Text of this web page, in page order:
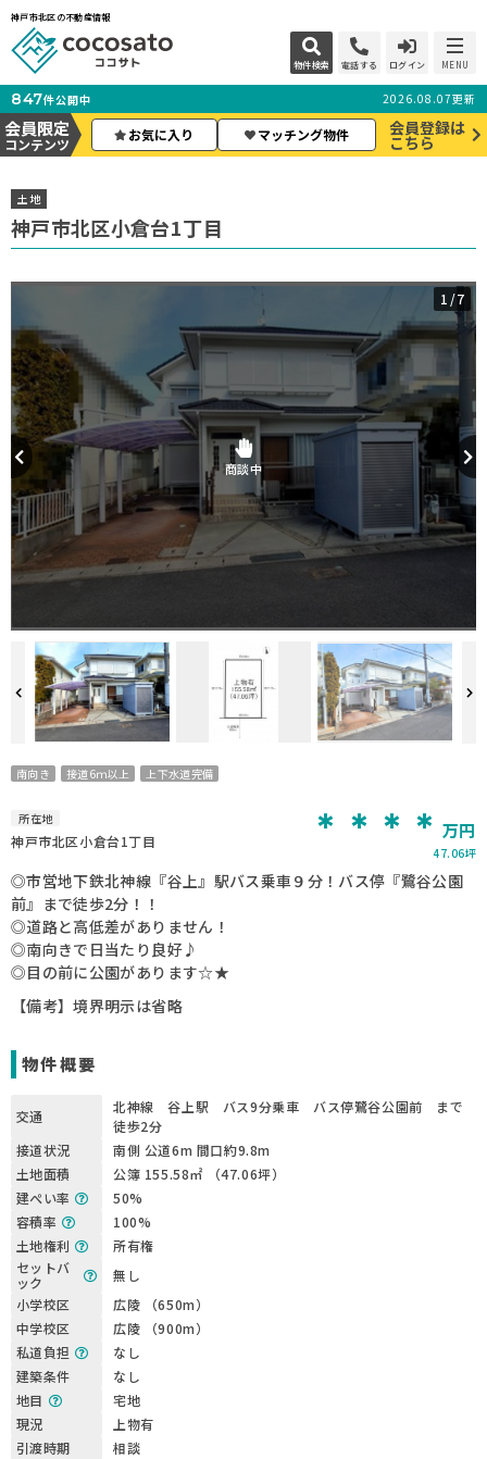
神戸市北区の不動産情報
物件検索 電話する ログイン MENU
847件公開中 2026.08.07更新
会員限定
コンテンツ
お気に入り マッチング物件 会員登録は
こちら
土地
神戸市北区小倉台1丁目
商談中
1 /7
南向き 接道6ｍ以上 上下水道完備
所在地
神戸市北区小倉台1丁目 ＊＊＊＊ 万円
47.06坪
◎市営地下鉄北神線『谷上』駅バス乗車９分！バス停『鷺谷公園
前』まで徒歩2分！！
◎道路と高低差がありません！
◎南向きで日当たり良好♪
◎目の前に公園があります☆★
【備考】境界明示は省略
物件概要
交通
北神線 谷上駅 バス9分乗車 バス停鷺谷公園前 まで
徒歩2分
接道状況
南側 公道6m 間口約9.8m
土地面積
公簿 155.58㎡ （47.06坪）
建ぺい率
50%
容積率
100%
土地権利
所有権
セットバ
ック
無し
小学校区
広陵 （650m）
中学校区
広陵 （900m）
私道負担
なし
建築条件
なし
地目
宅地
現況
上物有
引渡時期
相談